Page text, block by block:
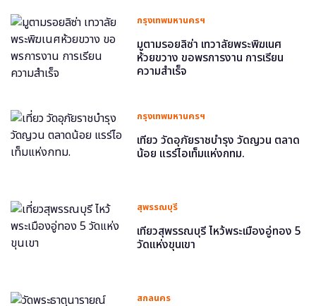
กรุงเทพมหานครฯ
มูตามรอยลิซ่า เทวาลัยพระพิฆเนศ
ห้วยขวาง ขอพรการงาน การเรียน
ความสำเร็จ
กรุงเทพมหานครฯ
เที่ยว วัดอุภัยราชบำรุง วัดญวน ตลาด
น้อย แรร์ไอเท็มแห่งกทม.
สุพรรณบุรี
เที่ยวสุพรรณบุรี ไหว้พระเมืองอู่ทอง 5
วัดแห่งขุนเขา
สกลนคร